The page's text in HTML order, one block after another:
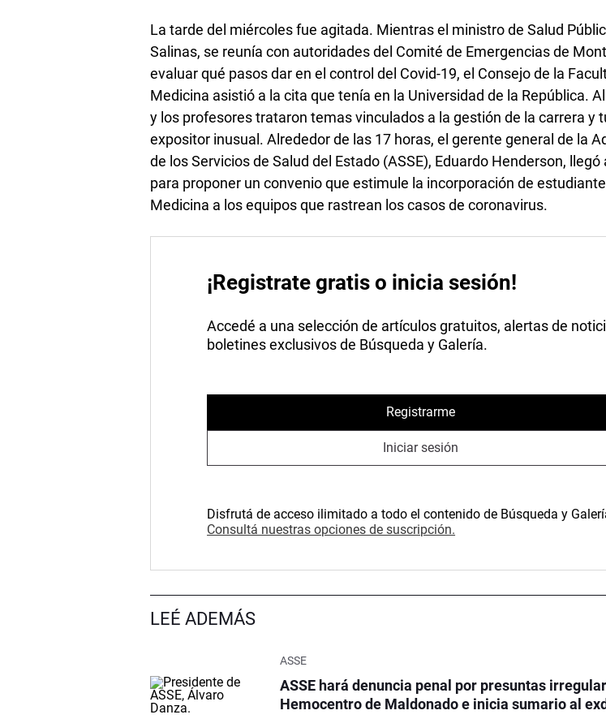
La tarde del miércoles fue agitada. Mientras el ministro de Salud
Salinas, se reunía con autoridades del Comité de Emergencias de
evaluar qué pasos dar en el control del Covid-19, el Consejo de la
Medicina asistió a la cita que tenía en la Universidad de la República.
y los profesores trataron temas vinculados a la gestión de la carrera y
expositor inusual. Alrededor de las 17 horas, el gerente general de la
de los Servicios de Salud del Estado (ASSE), Eduardo Henderson, llegó
para proponer un convenio que estimule la incorporación de
Medicina a los equipos que rastrean los casos de coronavirus.
¡Registrate gratis o inicia sesión!
Accedé a una selección de artículos gratuitos, alertas de
boletines exclusivos de Búsqueda y Galería.
Registrarme
Iniciar sesión
Disfrutá de acceso ilimitado a todo el contenido de Búsqueda y
Consultá nuestras opciones de suscripción.
LEÉ ADEMÁS
ASSE
ASSE hará denuncia penal por presuntas
Hemocentro de Maldonado e inicia sumario al